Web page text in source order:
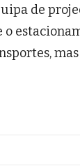
de
o